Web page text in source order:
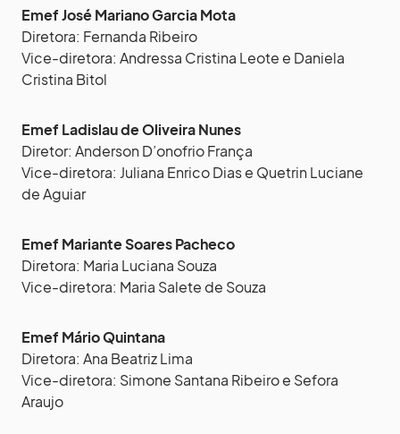
Emef José Mariano Garcia Mota
Diretora: Fernanda Ribeiro
Vice-diretora: Andressa Cristina Leote e Daniela
Cristina Bitol
Emef Ladislau de Oliveira Nunes
Diretor: Anderson D’onofrio França
Vice-diretora: Juliana Enrico Dias e Quetrin Luciane
de Aguiar
Emef Mariante Soares Pacheco
Diretora: Maria Luciana Souza
Vice-diretora: Maria Salete de Souza
Emef Mário Quintana
Diretora: Ana Beatriz Lima
Vice-diretora: Simone Santana Ribeiro e Sefora
Araujo